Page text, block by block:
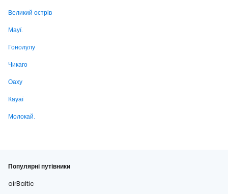
Великий острів
Мауї.
Гонолулу
Чикаго
Оаху
Кауаї
Молокай.
Популярні путівники
airBaltic